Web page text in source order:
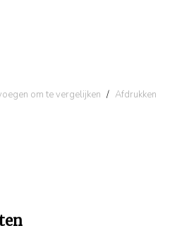
om te vergelijken / Afdrukken